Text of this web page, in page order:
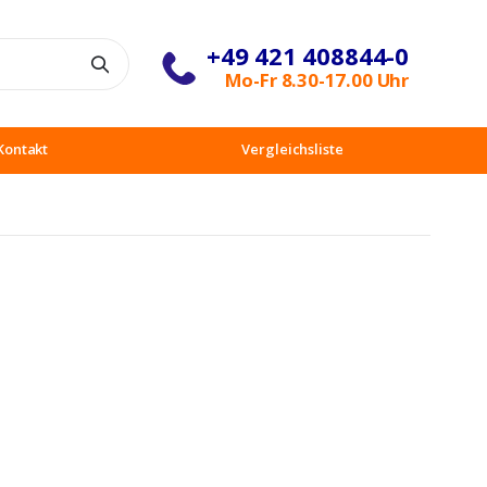
+49 421 408844-0
Mo-Fr 8.30-17.00 Uhr
Vergleichsliste